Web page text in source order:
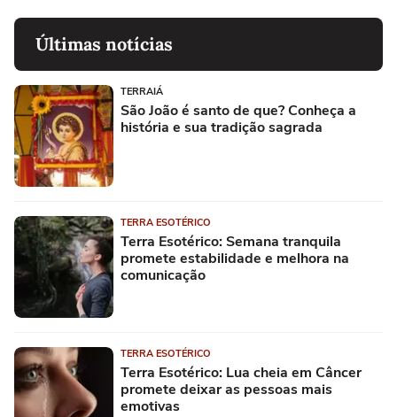
Últimas notícias
TERRAIÁ
São João é santo de que? Conheça a
história e sua tradição sagrada
TERRA ESOTÉRICO
Terra Esotérico: Semana tranquila
promete estabilidade e melhora na
comunicação
TERRA ESOTÉRICO
Terra Esotérico: Lua cheia em Câncer
promete deixar as pessoas mais
emotivas